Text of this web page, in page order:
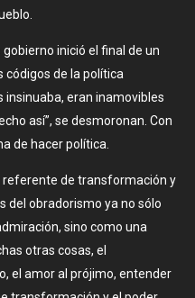
inició el final de un
códigos de la política
insinuaba, eran inamovibles
así”, se desmoronan. Con
de hacer política.
referente de transformación y
del obradorismo ya no sólo
sino como una
otras cosas, el
el amor al prójimo, entender